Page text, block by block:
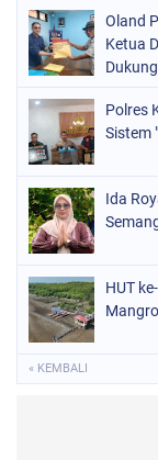
Oland
Ketua
Polres
Sistem
Ida
HUT
« KEMBALI